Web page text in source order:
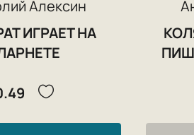
Алексин
ИГРАЕТ НА